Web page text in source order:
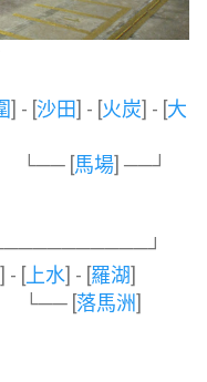
] - [沙田] - [火炭] - [大
[馬場] ──┘
──────────┘
] - [上水] - [羅湖]
[落馬洲]